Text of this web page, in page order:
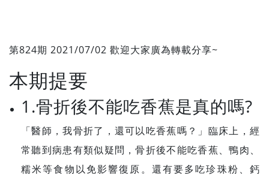
第824期 2021/07/02 歡迎大家廣為轉載分享~
本期提要
1.骨折後不能吃香蕉是真的嗎?
「醫師，我骨折了，還可以吃香蕉嗎？」臨床上，經
常聽到病患有類似疑問，骨折後不能吃香蕉、鴨肉、
糯米等食物以免影響復原。還有要多吃珍珠粉、鈣